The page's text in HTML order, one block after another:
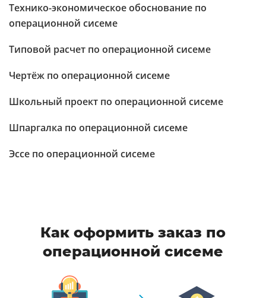
Технико-экономическое обоснование по
операционной сисеме
Типовой расчет по операционной сисеме
Чертёж по операционной сисеме
Школьный проект по операционной сисеме
Шпаргалка по операционной сисеме
Эссе по операционной сисеме
Как оформить заказ по
операционной сисеме